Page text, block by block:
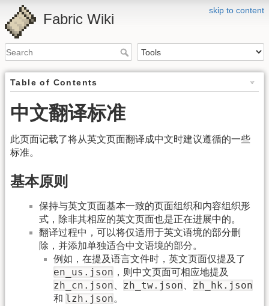
skip to content
Fabric Wiki
Table of Contents
中文翻译标准
此页面记载了将从英文页面翻译成中文时建议遵循的一些
标准。
基本原则
保持与英文页面基本一致的页面组织和内容组织形
式，除非其相应的英文页面也是正在进展中的。
翻译过程中，可以将仅适用于英文语境的部分删
除，并添加单独适合中文语境的部分。
例如，在提及语言文件时，英文页面仅提及了
en_us.json ，则中文页面可相应地提及
zh_cn.json zh_tw.json zh_hk.json
和 lzh.json。